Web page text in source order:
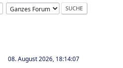
08. August 2026, 18:14:07